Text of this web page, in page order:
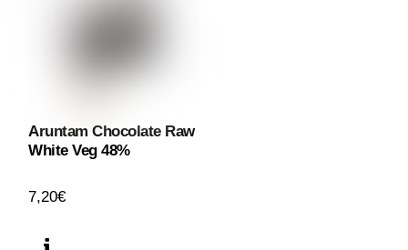
Aruntam Chocolate Raw
White Veg 48%
7,20€